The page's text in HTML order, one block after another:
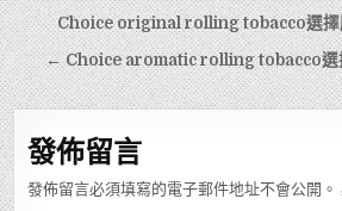
文
章
導
覽
Choice original rolling tobacco選擇
← Choice aromatic rolling tobacco選
發佈留言
發佈留言必須填寫的電子郵件地址不會公開。